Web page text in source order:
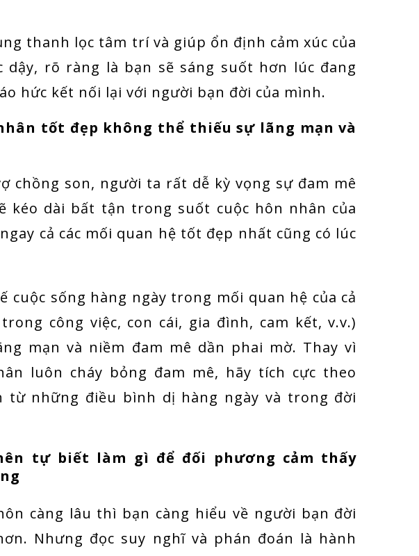
thanh lọc tâm trí và giúp ổn định cảm xúc của
dậy, rõ ràng là bạn sẽ sáng suốt hơn lúc đang
hức kết nối lại với người bạn đời của mình.
tốt đẹp không thể thiếu sự lãng mạn và
chồng son, người ta rất dễ kỳ vọng sự đam mê
kéo dài bất tận trong suốt cuộc hôn nhân của
cả các mối quan hệ tốt đẹp nhất cũng có lúc
cuộc sống hàng ngày trong mối quan hệ của cả
công việc, con cái, gia đình, cam kết, v.v.)
mạn và niềm đam mê dần phai mờ. Thay vì
luôn cháy bỏng đam mê, hãy tích cực theo
từ những điều bình dị hàng ngày và trong đời
tự biết làm gì để đối phương cảm thấy
càng lâu thì bạn càng hiểu về người bạn đời
Nhưng đọc suy nghĩ và phán đoán là hành